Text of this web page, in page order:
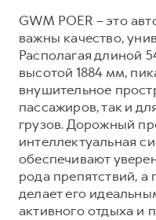
GWM POER – это
важны качество,
Располагая длиной
высотой 1884 мм,
внушительное
пассажиров, так и
грузов. Дорожный
интеллектуальная
обеспечивают
рода препятствий, а
делает его
активного отдыха и